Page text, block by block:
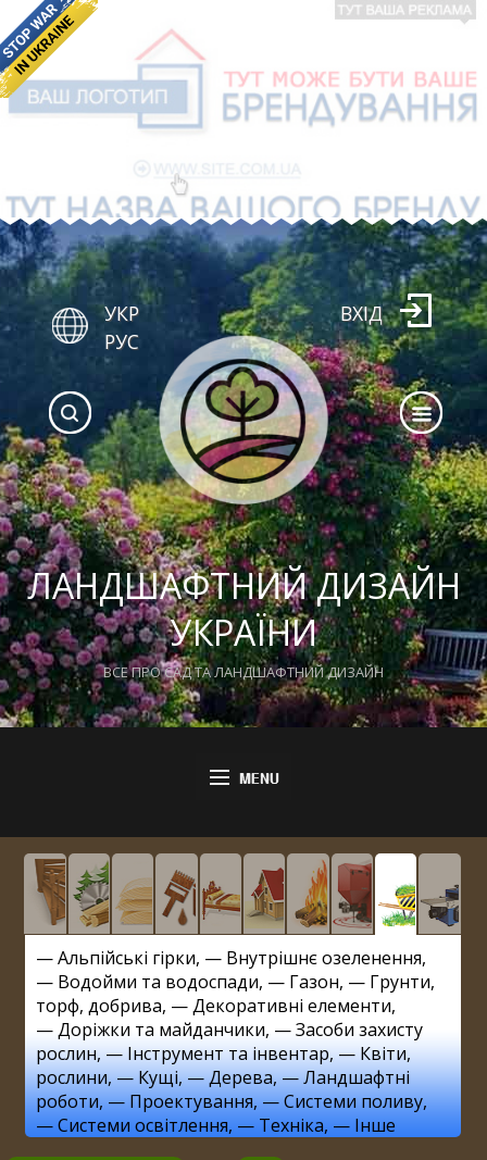
ЛАНДШАФТНИЙ ДИЗАЙН
УКРАЇНИ
ВСЕ ПРО САД ТА ЛАНДШАФТНИЙ ДИЗАЙН
УКР
РУС
ВХІД
—Альпійські гірки, — Внутрішнє озеленення,
— Водойми та водоспади, — Газон, — Грунти,
торф, добрива, —Декоративні елементи,
—Доріжки та майданчики, —Засоби захисту
рослин, —Інструмент та інвентар, —Квіти,
рослини, —Кущі, —Дерева, —Ландшафтні
роботи, —Проектування, —Системи поливу,
—Системи освітлення, —Техніка, —Інше